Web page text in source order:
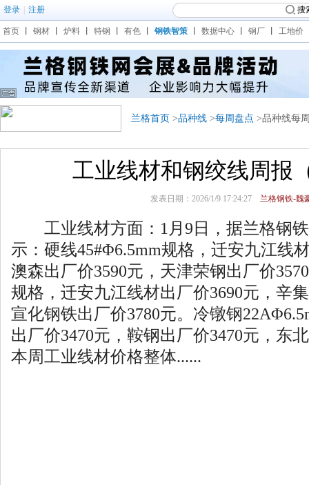
登录 注册 搜
首页 钢材 炉料 特钢 有色 钢铁智策 数据中心 钢厂 工地价
兰格首页 >品种线 >每周盘点 >品种线每
工业线材和钢绞线周报
发表日期：2026/1/9 17:24:27兰格钢铁-魏
工业线材方面：1月9日，据兰格钢铁
示：硬线45#Φ6.5mm规格，迁安九江线
澳森出厂价3590元，天津荣钢出厂价
规格，迁安九江线材出厂价3690元，辛
宣化钢铁出厂价3780元。冷镦钢
出厂价3470元，鞍钢出厂价3470元，东
本周工业线材价格整体......